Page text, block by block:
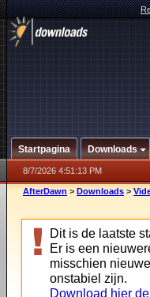
Startpagina Downloads
8/7/2026 4:51:13 PM
AfterDawn > Downloads >
Dit is de laatste
Er is een
misschien
onstabiel zijn.
Download hier